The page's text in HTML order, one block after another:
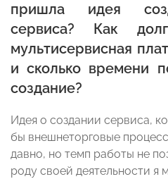
пришла идея
сервиса? Как
мультисервисная
и сколько времени
создание?
Идея о создании сервиса,
бы внешнеторговые
давно, но темп работы не
роду своей деятельности я